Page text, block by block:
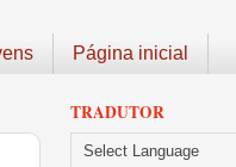
Página inicial
TRADUTOR